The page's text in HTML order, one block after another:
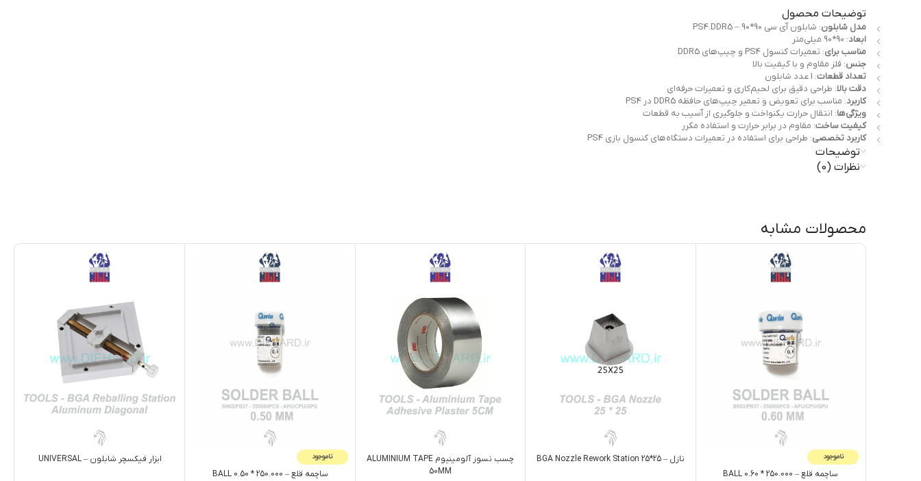
توضیحات محصول
مدل شابلون: شابلون آی سی 90*90 – PS4.DDR5
ابعاد: 90*90 میلی‌متر
مناسب برای: تعمیرات کنسول PS4 و چیپ‌های DDR5
جنس: فلز مقاوم و با کیفیت بالا
تعداد قطعات: 1 عدد شابلون
دقت بالا: طراحی دقیق برای لحیم‌کاری و تعمیرات حرفه‌ای
کاربرد: مناسب برای تعویض و تعمیر چیپ‌های حافظه DDR5 در PS4
ویژگی‌ها: انتقال حرارت یکنواخت و جلوگیری از آسیب به قطعات
کیفیت ساخت: مقاوم در برابر حرارت و استفاده مکرر
کاربرد تخصصی: طراحی برای استفاده در تعمیرات دستگاه‌های کنسول بازی PS4
توضیحات
نظرات (0)
محصولات مشابه
ناموجود
ساچمه قلع – BALL 0.60 * 250.000
نازل – BGA Nozzle Rework Station 25*25
چسب نسوز آلومینیوم ALUMINIUM TAPE
50MM
ناموجود
ساچمه قلع – BALL 0.50 * 250.000
ابزار فيکسچر شابلون – UNIVERSAL